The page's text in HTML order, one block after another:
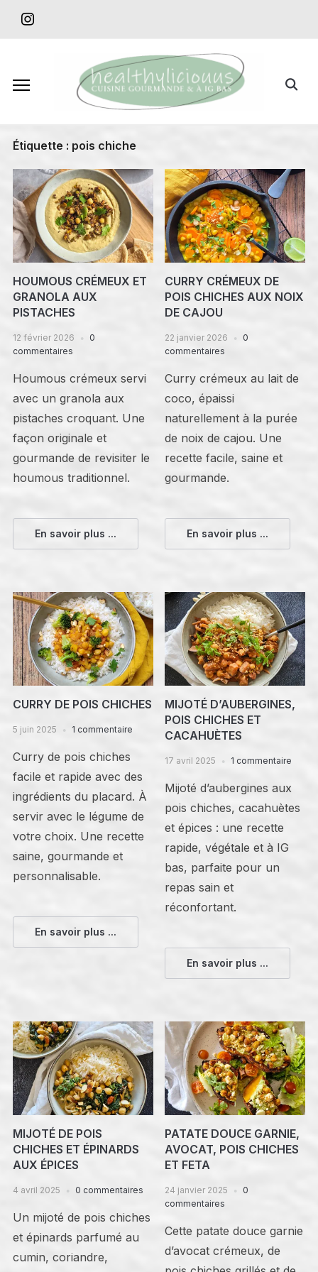
instagram
Search
Étiquette : pois chiche
HOUMOUS CRÉMEUX ET
GRANOLA AUX
PISTACHES
12 février 2026
0
commentaires
Houmous crémeux servi
avec un granola aux
pistaches croquant. Une
façon originale et
gourmande de revisiter le
houmous traditionnel.
En savoir plus ...
CURRY CRÉMEUX DE
POIS CHICHES AUX NOIX
DE CAJOU
22 janvier 2026
0
commentaires
Curry crémeux au lait de
coco, épaissi
naturellement à la purée
de noix de cajou. Une
recette facile, saine et
gourmande.
En savoir plus ...
CURRY DE POIS CHICHES
5 juin 2025 1 commentaire
Curry de pois chiches
facile et rapide avec des
ingrédients du placard. À
servir avec le légume de
votre choix. Une recette
saine, gourmande et
personnalisable.
En savoir plus ...
MIJOTÉ D’AUBERGINES,
POIS CHICHES ET
CACAHUÈTES
17 avril 2025 1 commentaire
Mijoté d’aubergines aux
pois chiches, cacahuètes
et épices : une recette
rapide, végétale et à IG
bas, parfaite pour un
repas sain et
réconfortant.
En savoir plus ...
MIJOTÉ DE POIS
CHICHES ET ÉPINARDS
AUX ÉPICES
4 avril 2025 0 commentaires
Un mijoté de pois chiches
et épinards parfumé au
cumin, coriandre,
PATATE DOUCE GARNIE,
AVOCAT, POIS CHICHES
ET FETA
24 janvier 2025
0
commentaires
Cette patate douce garnie
d’avocat crémeux, de